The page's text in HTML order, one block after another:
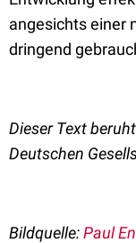
angesichts einer
dringend
Dieser Text
Deutschen
Bildquelle:Paul